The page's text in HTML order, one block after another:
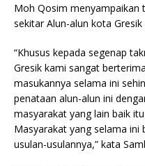
Moh Qosim menyampaikan
sekitar Alun-alun kota
“Khusus kepada segenap
Gresik kami sangat
masukannya selama ini
penataan alun-alun ini
masyarakat yang lain baik
Masyarakat yang selama ini
usulan-usulannya,” kata